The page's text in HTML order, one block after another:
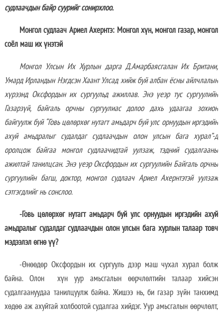
судлаачдын байр суурийг сонирхлоо.
Монгол судлаач Ариел Ахернтэ: Монгол хүн, монгол газар, монгол
соёл маш их үнэтэй
Монгол Улсын Их Хурлын дарга Д.Амарбаясгалан Их Британи,
Умард Ирландын Нэгдсэн Хаант Улсад хийж буй албан ёсны айлчлалын
хүрээнд Оксфордын их сургуульд ажиллав. Энэ үеэр тус сургуулийн
Газарзүй, байгаль орчны сургуулиасдолоо дахь удаагаа зохион
байгуулж буй “Говь цөлөрхөг нутагт амьдарч буй улс орнуудын иргэдийн
ахуй амьдралыг судалдаг судлаачдын олон улсын бага хурал”-д
оролцож байгаа монгол судлаачидтай уулзаж, тэдний судалгааны
ажилтай танилцсан.Энэ үеэрОксфордын их сургуулийн Байгаль орчны
сургуулийн багш, доктор, монгол судлаач Ариел Ахернтэтэй уулзаж
сэтгэгдлийг нь сонслоо.
-Говь цөлөрхөг нутагт амьдарч буй улс орнуудын иргэдийн ахуй
амьдралыг судалдаг судлаачдын олон улсын бага хурлын талаар товч
мэдээлэл өгнө үү?
-Өнөөдөр Оксфордын их сургууль дээр маш чухал хурал болж
байна. Олон хүн уур амьсгалын өөрчлөлтийн талаар хийсэн
судалгаануудаа танилцуулж байна. Жишээ нь, би газар зүйн танхимд
хөдөө аж ахуйтай холбоотой судалгаа хийдэг. Уур амьсгалын өөрчлөлт,